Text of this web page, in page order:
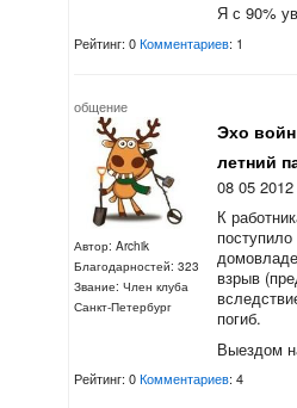
Я с 90%
Рейтинг: 0Комментариев: 1
общение
Автор: Archik
Благодарностей: 323
Звание: Член клуба
Санкт-Петербург
Эхо
летний
08 05
К
взрыв
погиб.
Выездом
Рейтинг: 0Комментариев: 4